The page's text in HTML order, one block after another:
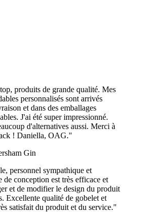
pour la commande de vos gobelets en
de 1000 pièces seulement ! La quantité
aussi bien aux gobelets en
gobelets en carton à double paroi. Vous
designs comme bon vous semble et
couleurs de fond de vos gobelets en
tendances en matière de couleurs
les limites !
dès aujourd'hui pour obtenir des
conception de vos emballages avec
en carton personnalisés
de plats à emporter
êtes assuré de trouver la taille qui
ou chaudes. Nos gobelets en carton
paroi peuvent être utilisés dans une grande
rend particulièrement facile et pratique la
à emporter !
produits de grande qualité. Mes
personnalisés sont arrivés
et dans des emballages
J'ai été super impressionné.
d'alternatives aussi. Merci à
! Daniella, OAG."
Gin
personnel sympathique et
de conception est très efficace et
et de modifier le design du produit
Excellente qualité de gobelet et
satisfait du produit et du service."